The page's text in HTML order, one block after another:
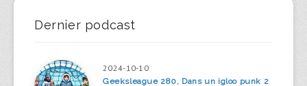
Dernier podcast
2024-10-10
Geeksleague 280, Dans un igloo punk 2